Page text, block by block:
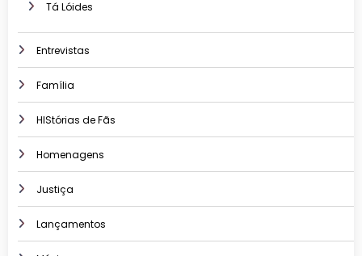
Tá Lóides
Entrevistas
Família
HIStórias de Fãs
Homenagens
Justiça
Lançamentos